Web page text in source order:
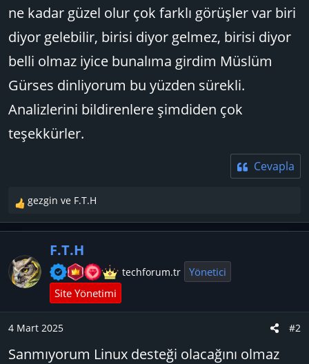
ne kadar güzel olur çok farklı görüşler var biri
diyor gelebilir, birisi diyor gelmez, birisi diyor
belli olmaz iyice bunalıma girdim Müslüm
Gürses dinliyorum bu yüzden sürekli.
Analizlerini bildirenlere şimdiden çok
teşekkürler.
Cevapla
T
e
p
i
l
gezgin ve F.T.H
F.T.H
techforum.tr
Yönetici
Site Yönetimi
4 Mart 2025 #2
Sanmıyorum Linux desteği olacağını olmaz